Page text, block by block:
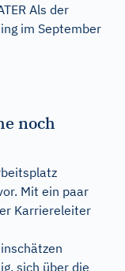
Als der
im September
noch
Mit ein paar
Karriereleiter
sich über die